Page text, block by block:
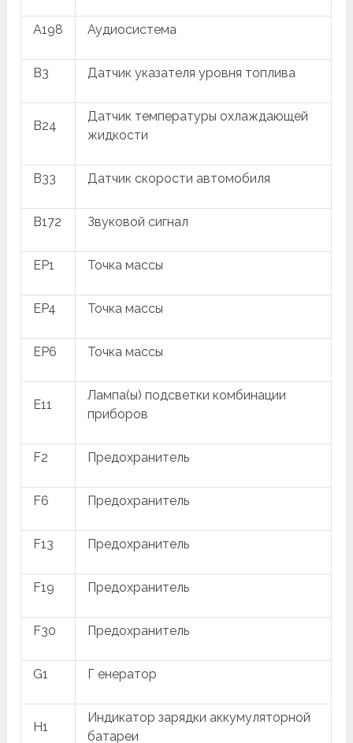
A198 Аудиосистема
B3 Датчик указателя уровня топлива
B24
Датчик температуры охлаждающей
жидкости
B33 Датчик скорости автомобиля
B172 Звуковой сигнал
EP1 Точка массы
EP4 Точка массы
EP6 Точка массы
E11
Лампа(ы) подсветки комбинации
приборов
F2 Предохранитель
F6 Предохранитель
F13 Предохранитель
F19 Предохранитель
F30 Предохранитель
G1 Г енератор
H1
Индикатор зарядки аккумуляторной
батареи